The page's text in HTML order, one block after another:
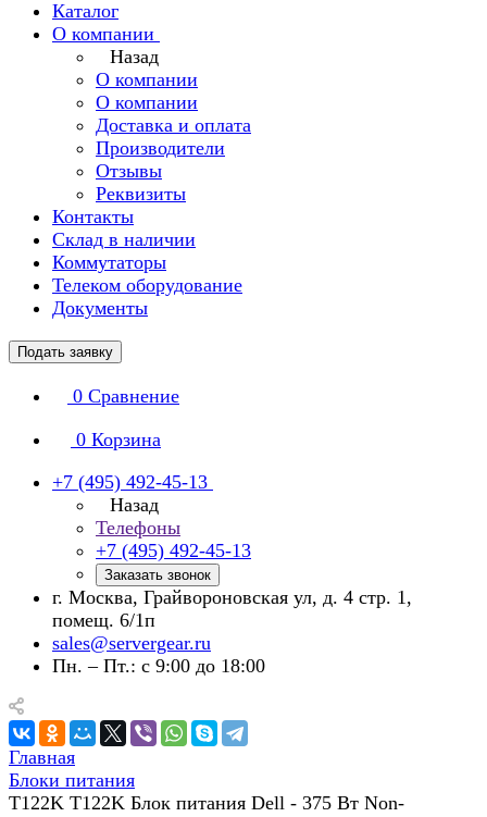
Каталог
О компании
Назад
О компании
О компании
Доставка и оплата
Производители
Отзывы
Реквизиты
Контакты
Склад в наличии
Коммутаторы
Телеком оборудование
Документы
Подать заявку
0 Сравнение
0 Корзина
+7 (495) 492-45-13
Назад
Телефоны
+7 (495) 492-45-13
Заказать звонок
г. Москва, Грайвороновская ул, д. 4 стр. 1,
помещ. 6/1п
sales@servergear.ru
Пн. – Пт.: с 9:00 до 18:00
Главная
Блоки питания
T122K T122K Блок питания Dell - 375 Вт Non-